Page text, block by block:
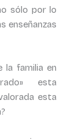
sólo por lo
enseñanzas
la familia en
esta
esta